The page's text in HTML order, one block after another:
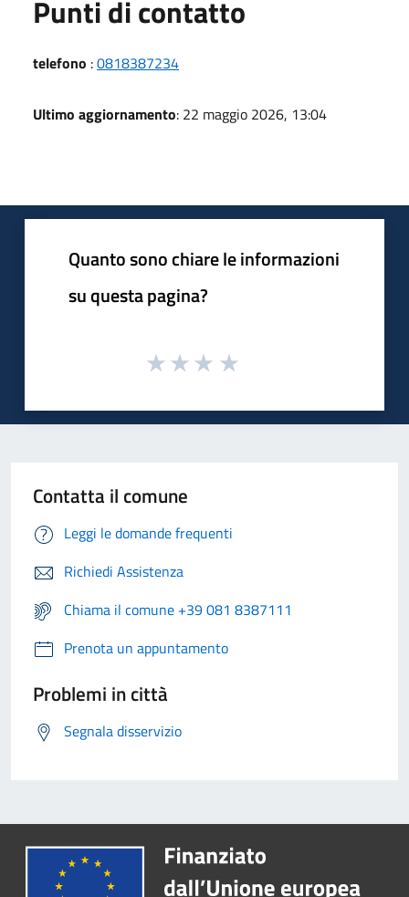
Punti di contatto
telefono :0818387234
Ultimo aggiornamento: 22 maggio 2026, 13:04
Quanto sono chiare le informazioni
su questa pagina?
Contatta il comune
Leggi le domande frequenti
Richiedi Assistenza
Chiama il comune +39 081 8387111
Prenota un appuntamento
Problemi in città
Segnala disservizio